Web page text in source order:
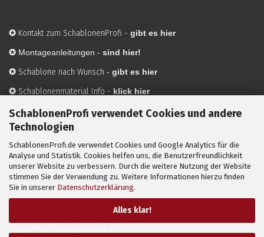
SchablonenProfi verwendet Cookies und andere
Technologien
SchablonenProfi.de verwendet Cookies und Google Analytics für die
Analyse und Statistik. Cookies helfen uns, die Benutzerfreundlichkeit
unserer Website zu verbessern. Durch die weitere Nutzung der Website
stimmen Sie der Verwendung zu. Weitere Informationen hierzu finden
Sie in unserer Datenschutzerklärung.
Alles klar!
✪ Kontakt zum SchablonenProfi - gibt es hier
✪ Montageanleitungen - sind hier!
✪ Schablone nach Wunsch - gibt es hier
✪ Schablonenmaterial Info - klick hier
✪Hersteller-hier mehr Infos
Mit ✪ gekennzeichnete Bilder sind KI-generierte
Anwendungsbeispiele zur Visualisierung der Motive.
© SchablonenProfi.de2026